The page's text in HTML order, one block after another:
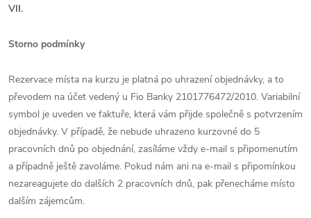
VII.
Storno podmínky
Rezervace místa na kurzu je platná po uhrazení objednávky, a to
převodem na účet vedený u Fio Banky 2101776472/2010. Variabilní
symbol je uveden ve faktuře, která vám přijde společně s potvrzením
objednávky. V případě, že nebude uhrazeno kurzovné do 5
pracovních dnů po objednání, zasíláme vždy e-mail s připomenutím
a případně ještě zavoláme. Pokud nám ani na e-mail s připomínkou
nezareagujete do dalších 2 pracovních dnů, pak přenecháme místo
dalším zájemcům.